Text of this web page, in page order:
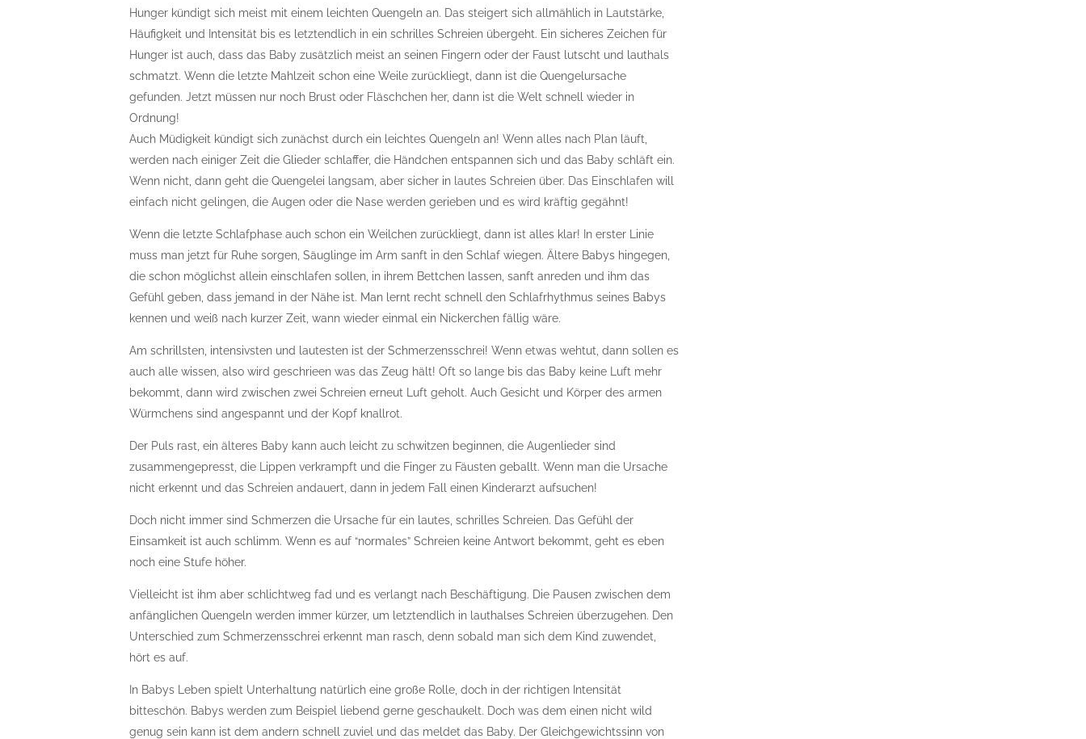
Hunger kündigt sich meist mit einem leichten Quengeln an. Das steigert sich allmählich in Lautstärke,
Häufigkeit und Intensität bis es letztendlich in ein schrilles Schreien übergeht. Ein sicheres Zeichen für
Hunger ist auch, dass das Baby zusätzlich meist an seinen Fingern oder der Faust lutscht und lauthals
schmatzt. Wenn die letzte Mahlzeit schon eine Weile zurückliegt, dann ist die Quengelursache
gefunden. Jetzt müssen nur noch Brust oder Fläschchen her, dann ist die Welt schnell wieder in
Ordnung!
Auch Müdigkeit kündigt sich zunächst durch ein leichtes Quengeln an! Wenn alles nach Plan läuft,
werden nach einiger Zeit die Glieder schlaffer, die Händchen entspannen sich und das Baby schläft ein.
Wenn nicht, dann geht die Quengelei langsam, aber sicher in lautes Schreien über. Das Einschlafen will
einfach nicht gelingen, die Augen oder die Nase werden gerieben und es wird kräftig gegähnt!
Wenn die letzte Schlafphase auch schon ein Weilchen zurückliegt, dann ist alles klar! In erster Linie
muss man jetzt für Ruhe sorgen, Säuglinge im Arm sanft in den Schlaf wiegen. Ältere Babys hingegen,
die schon möglichst allein einschlafen sollen, in ihrem Bettchen lassen, sanft anreden und ihm das
Gefühl geben, dass jemand in der Nähe ist. Man lernt recht schnell den Schlafrhythmus seines Babys
kennen und weiß nach kurzer Zeit, wann wieder einmal ein Nickerchen fällig wäre.
Am schrillsten, intensivsten und lautesten ist der Schmerzensschrei! Wenn etwas wehtut, dann sollen es
auch alle wissen, also wird geschrieen was das Zeug hält! Oft so lange bis das Baby keine Luft mehr
bekommt, dann wird zwischen zwei Schreien erneut Luft geholt. Auch Gesicht und Körper des armen
Würmchens sind angespannt und der Kopf knallrot.
Der Puls rast, ein älteres Baby kann auch leicht zu schwitzen beginnen, die Augenlieder sind
zusammengepresst, die Lippen verkrampft und die Finger zu Fäusten geballt. Wenn man die Ursache
nicht erkennt und das Schreien andauert, dann in jedem Fall einen Kinderarzt aufsuchen!
Doch nicht immer sind Schmerzen die Ursache für ein lautes, schrilles Schreien. Das Gefühl der
Einsamkeit ist auch schlimm. Wenn es auf “normales” Schreien keine Antwort bekommt, geht es eben
noch eine Stufe höher.
Vielleicht ist ihm aber schlichtweg fad und es verlangt nach Beschäftigung. Die Pausen zwischen dem
anfänglichen Quengeln werden immer kürzer, um letztendlich in lauthalses Schreien überzugehen. Den
Unterschied zum Schmerzensschrei erkennt man rasch, denn sobald man sich dem Kind zuwendet,
hört es auf.
In Babys Leben spielt Unterhaltung natürlich eine große Rolle, doch in der richtigen Intensität
bitteschön. Babys werden zum Beispiel liebend gerne geschaukelt. Doch was dem einen nicht wild
genug sein kann ist dem andern schnell zuviel und das meldet das Baby. Der Gleichgewichtssinn von